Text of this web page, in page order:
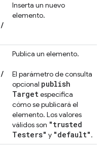
/
Inserta un nuevo
elemento.
/
Publica un elemento.
El parámetro de consulta
opcional publish
Targetespecifica
cómo se publicará el
elemento. Los valores
válidos son "trusted
Testers" y "default".